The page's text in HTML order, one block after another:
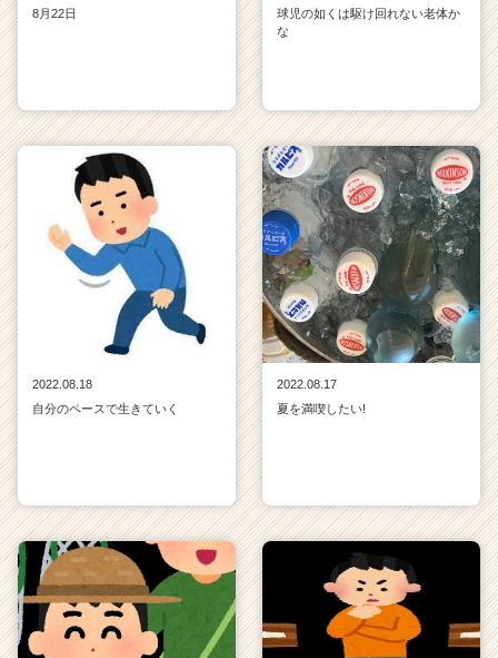
8月22日
球児の如くは駆け回れない老体か
な
2022.08.18
自分のペースで生きていく
2022.08.17
夏を満喫したい!